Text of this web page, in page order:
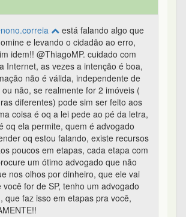
está falando algo que
e levando o cidadão ao erro,
idem!! @ThiagoMP. cuidado com
Internet, as vezes a intenção é boa,
não é válida, independente de
não, se realmente for 2 imóveis (
diferentes) pode sim ser feito aos
coisa é oq a lei pede ao pé da letra,
oq ela permite, quem é advogado
oq estou falando, existe recursos
poucos em etapas, cada etapa com
um ótimo advogado que não
nos olhos por dinheiro, que ele vai
você for de SP, tenho um advogado
que faz isso em etapas pra você,